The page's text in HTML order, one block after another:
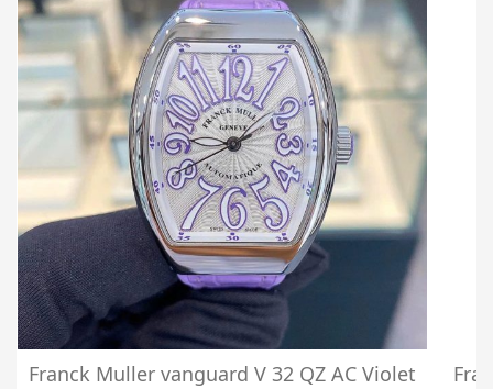
Franck Muller vanguard V 32 QZ AC Violet